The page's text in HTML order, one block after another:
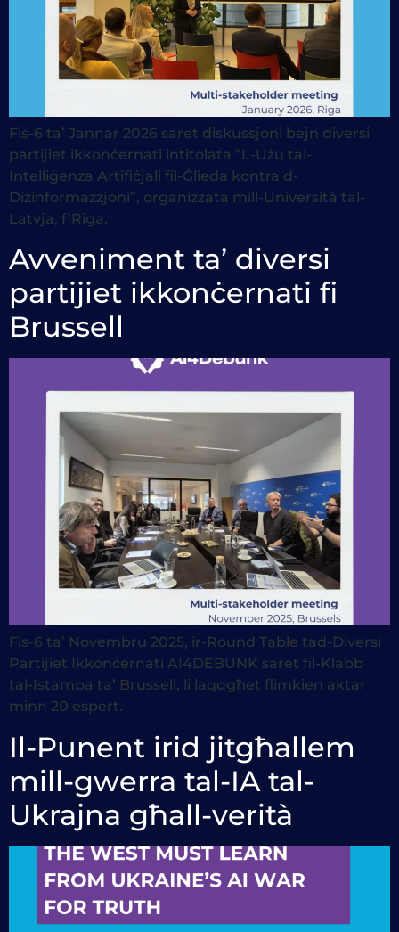
Fis-6 ta’ Jannar 2026 saret diskussjoni bejn diversi
partijiet ikkonċernati intitolata “L-Użu tal-
Intelliġenza Artifiċjali fil-Ġlieda kontra d-
Diżinformazzjoni”, organizzata mill-Università tal-
Latvja, f’Riga.
Avveniment ta’ diversi
partijiet ikkonċernati fi
Brussell
Fis-6 ta’ Novembru 2025, ir-Round Table tad-Diversi
Partijiet Ikkonċernati AI4DEBUNK saret fil-Klabb
tal-Istampa ta’ Brussell, li laqqgħet flimkien aktar
minn 20 espert.
Il-Punent irid jitgħallem
mill-gwerra tal-IA tal-
Ukrajna għall-verità